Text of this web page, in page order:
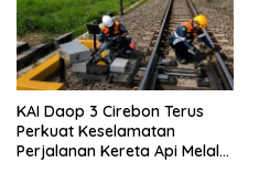
KAI Daop 3 Cirebon Terus
Perkuat Keselamatan
Perjalanan Kereta Api Melalui